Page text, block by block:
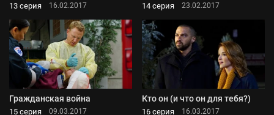
13 серия 16.02.2017 14 серия 23.02.2017
Гражданская война
15 серия 09.03.2017
Кто он (и что он для тебя?)
16 серия 16.03.2017